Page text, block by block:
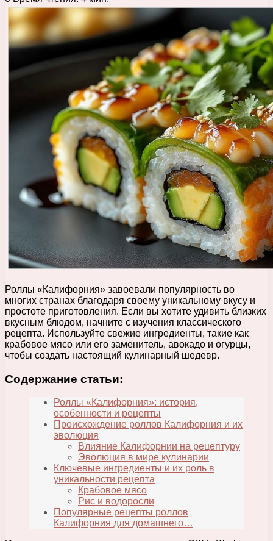
Роллы «Калифорния» завоевали популярность во
многих странах благодаря своему уникальному вкусу и
простоте приготовления. Если вы хотите удивить близких
вкусным блюдом, начните с изучения классического
рецепта. Используйте свежие ингредиенты, такие как
крабовое мясо или его заменитель, авокадо и огурцы,
чтобы создать настоящий кулинарный шедевр.
Содержание статьи:
Роллы «Калифорния»: история,
особенности и рецепты
Происхождение роллов Калифорния и их
эволюция
Влияние Калифорнии на рецептуру
Эволюция в мире кулинарии
Ключевые ингредиенты и их роль в
уникальности рецепта
Крабовое мясо
Рис и водоросли
Популярные рецепты роллов
Калифорния для домашнего…